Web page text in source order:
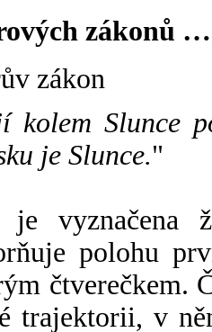
zákonů …
zákon
kolem Slunce
je Slunce."
je vyznačena
polohu
čtverečkem.
trajektorii, v